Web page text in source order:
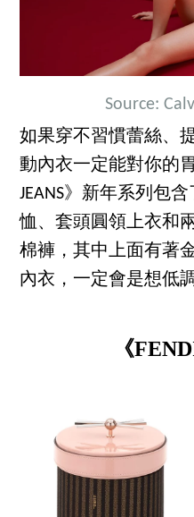
Source:
如果穿不習慣蕾絲、
動內衣一定能對你的胃
JEANS》新年系列包
恤、套頭圓領上衣和
棉褲，其中上面有著
內衣，一定會是想低
《